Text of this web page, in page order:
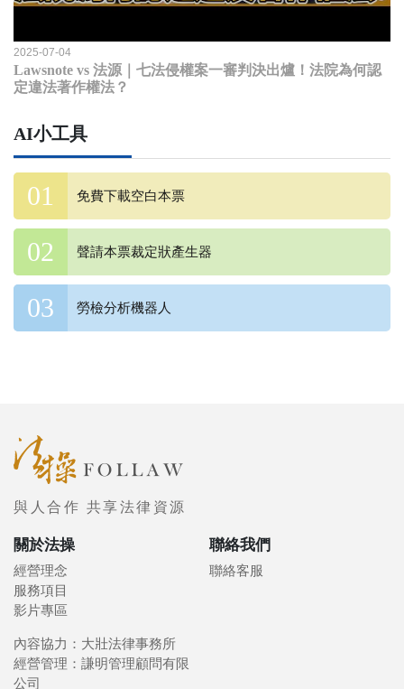
2025-07-04
Lawsnote vs 法源｜七法侵權案一審判決出爐！法院為何認
定違法著作權法？
AI小工具
免費下載空白本票
聲請本票裁定狀產生器
勞檢分析機器人
與人合作 共享法律資源
關於法操
經營理念
服務項目
影片專區
聯絡我們
聯絡客服
內容協力：大壯法律事務所
經營管理：謙明管理顧問有限
公司